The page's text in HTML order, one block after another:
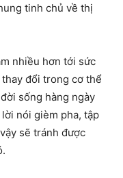
tinh chủ về thị
nhiều hơn tới sức
đổi trong cơ thể
sống hàng ngày
nói gièm pha, tập
sẽ tránh được